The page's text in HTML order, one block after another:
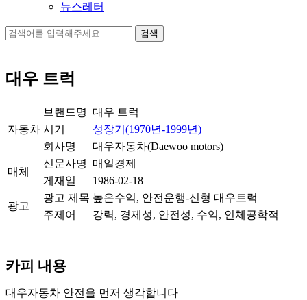
뉴스레터
검
대우 트럭
자동차
브랜드명 대우 트럭
시기
성장기(1970년-1999년)
회사명
대우자동차(Daewoo motors)
매체
신문사명
매일경제
게재일
1986-02-18
광고
광고 제목 높은수익, 안전운행-신형 대우트럭
주제어
강력, 경제성, 안전성, 수익, 인체공학적
카피 내용
대우자동차 안전을 먼저 생각합니다